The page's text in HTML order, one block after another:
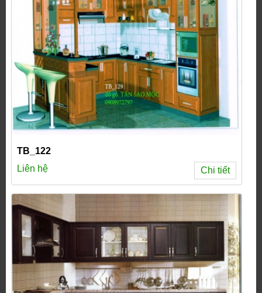
TB_122
Liên hệ
Chi tiết